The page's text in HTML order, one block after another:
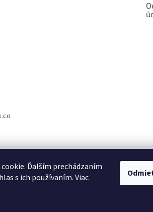
Ďalším prechádzaním
s ich používaním. Viac